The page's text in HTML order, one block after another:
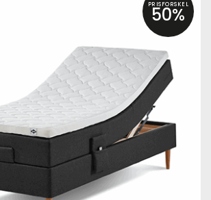
PRISFORSKEL
50%